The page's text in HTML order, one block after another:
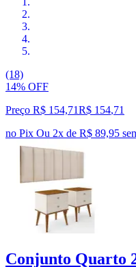
(18)
14% OFF
Preço R$ 154,71R$ 154,71
no Pix Ou 2x de R$ 89,95
Conjunto Quarto